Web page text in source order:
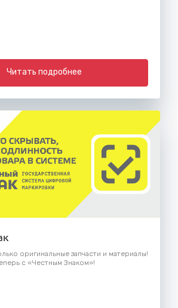
Читать подробнее
оригинальные запчасти и материалы!
с «Честным Знаком»!